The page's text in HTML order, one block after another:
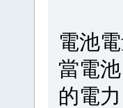
電池
當電
的電